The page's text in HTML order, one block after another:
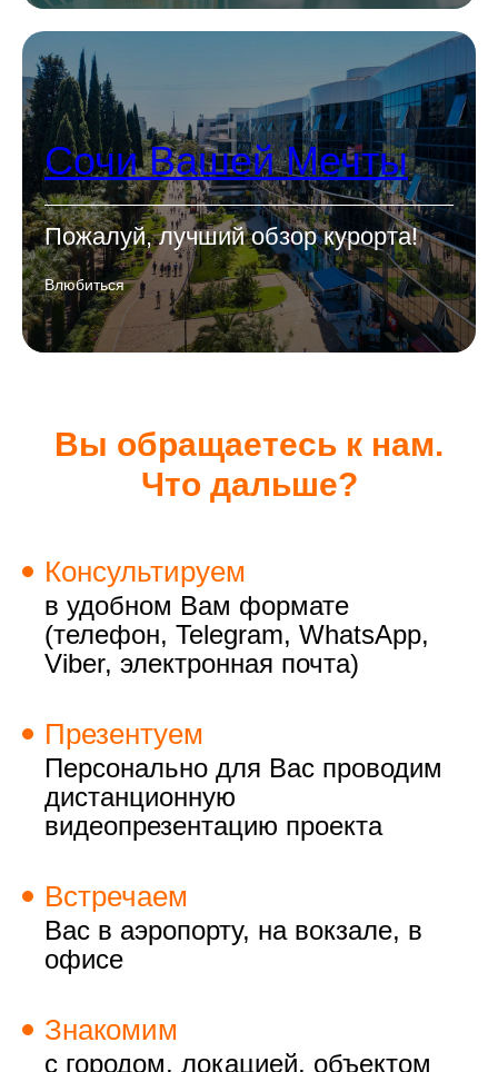
Сочи Вашей Мечты
Пожалуй, лучший обзор курорта!
Влюбиться
Вы обращаетесь к нам.
Что дальше?
Консультируем
в удобном Вам формате
(телефон, Telegram, WhatsApp,
Viber, электронная почта)
Презентуем
Персонально для Вас проводим
дистанционную
видеопрезентацию проекта
Встречаем
Вас в аэропорту, на вокзале, в
офисе
Знакомим
с городом, локацией, объектом